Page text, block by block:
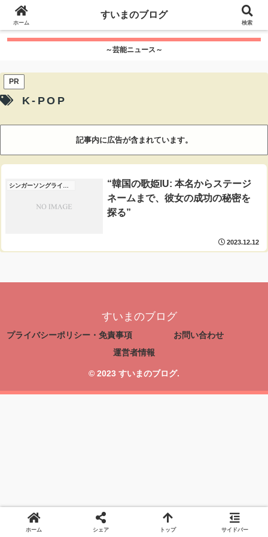
google.com, pub-7115624674097404, DIRECT,
f08c47fec0942fa0
～芸能ニュース～
PR
K-POP
記事内に広告が含まれています。
“韓国の歌姫IU: 本名からステージ
ネームまで、彼女の成功の秘密を
探る”
2023.12.12
すいまのブログ
プライバシーポリシー・免責事項
お問い合わせ
運営者情報
© 2023 すいまのブログ.
ホーム
すいまのブログ
検索
ホーム シェア トップ サイドバー